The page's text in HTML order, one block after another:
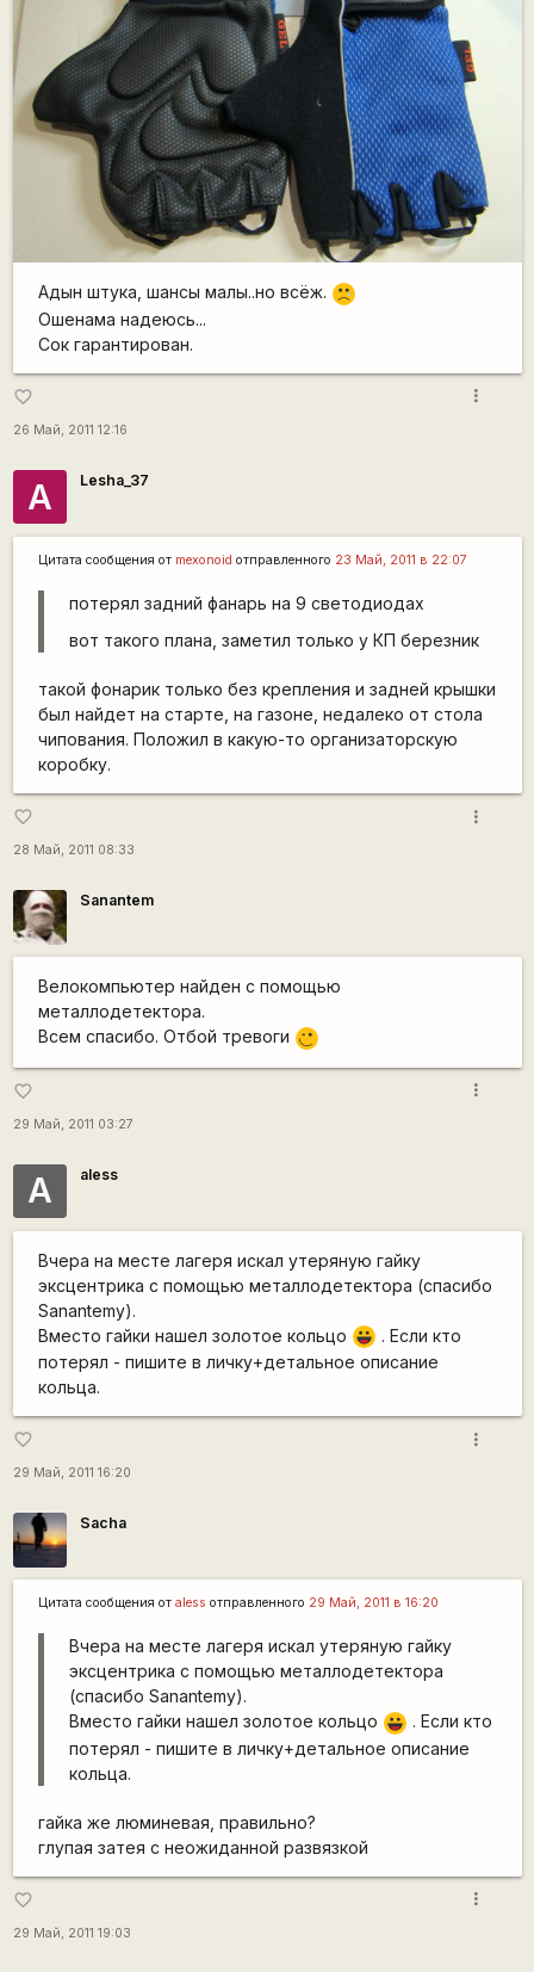
Адын штука, шансы малы..но всёж. :'(
Ошенама надеюсь...
Сок гарантирован.
favorite_border
26 Май, 2011 12:16
more_vert
А Lesha_37
Цитата сообщения от mexonoid отправленного 23 Май, 2011 в 22:07
потерял задний фанарь на 9 светодиодах
вот такого плана, заметил только у КП березник
такой фонарик только без крепления и задней крышки
был найдет на старте, на газоне, недалеко от стола
чипования. Положил в какую-то организаторскую
коробку.
favorite_border
28 Май, 2011 08:33
more_vert
Sanantem
Велокомпьютер найден с помощью
металлодетектора.
Всем спасибо. Отбой тревоги
;)
favorite_border
29 Май, 2011 03:27
more_vert
А aless
Вчера на месте лагеря искал утеряную гайку
эксцентрика с помощью металлодетектора (спасибо
Sanantemу).
Вместо гайки нашел золотое кольцо |-)) . Если кто
потерял - пишите в личку+детальное описание
кольца.
favorite_border
29 Май, 2011 16:20
more_vert
Sacha
Цитата сообщения от aless отправленного 29 Май, 2011 в 16:20
Вчера на месте лагеря искал утеряную гайку
эксцентрика с помощью металлодетектора
(спасибо Sanantemу).
Вместо гайки нашел золотое кольцо |-)) . Если кто
потерял - пишите в личку+детальное описание
кольца.
гайка же люминевая, правильно?
глупая затея с неожиданной развязкой
favorite_border
29 Май, 2011 19:03
more_vert